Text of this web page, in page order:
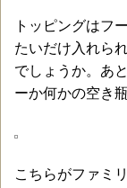
トッピングはフ
たいだけ入れら
でしょうか。あ
ーか何かの空き
こちらがファミ